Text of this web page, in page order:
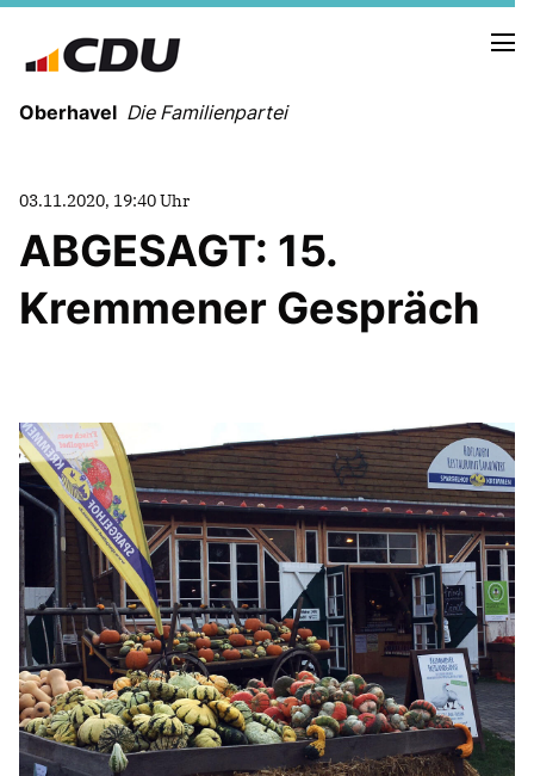
Oberhavel Die Familienpartei
NEUIGKEITEN
TERMINE
Kreistagsfraktion
Leitprogramm der CDU Oberhavel
BILDER
Mitmachen
BÜRGERANFRAGE
LINKS
03.11.2020, 19:40 Uhr
ABGESAGT: 15.
Kremmener Gespräch